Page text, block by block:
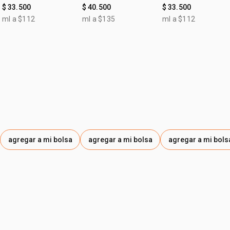
• vegano;
• tipo de tratamiento: hidratación y protección
$ 33.500
ml a $112
agregar a mi bolsa
prolongados cabello
liso y alisado
$ 40.500
ml a $135
agregar a mi bolsa
300ml
$ 33.500
ml a $112
agregar a mi